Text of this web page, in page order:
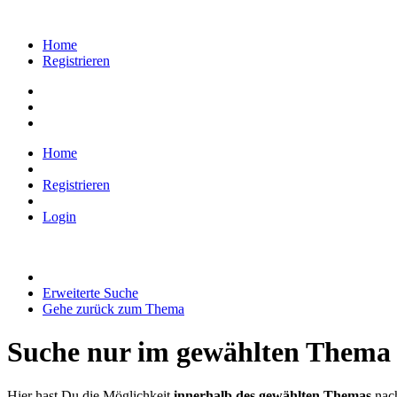
Home
Registrieren
Home
Registrieren
Login
Erweiterte Suche
Gehe zurück zum Thema
Suche nur im gewählten Thema